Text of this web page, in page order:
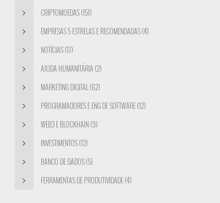
CRIPTOMOEDAS (151)
EMPRESAS 5 ESTRELAS E RECOMENDADAS (4)
NOTÍCIAS (17)
AJUDA HUMANITÁRIA (2)
MARKETING DIGITAL (62)
PROGRAMADORES E ENG DE SOFTWARE (12)
WEB3 E BLOCKHAIN (9)
INVESTIMENTOS (12)
BANCO DE DADOS (5)
FERRAMENTAS DE PRODUTIVIDADE (4)